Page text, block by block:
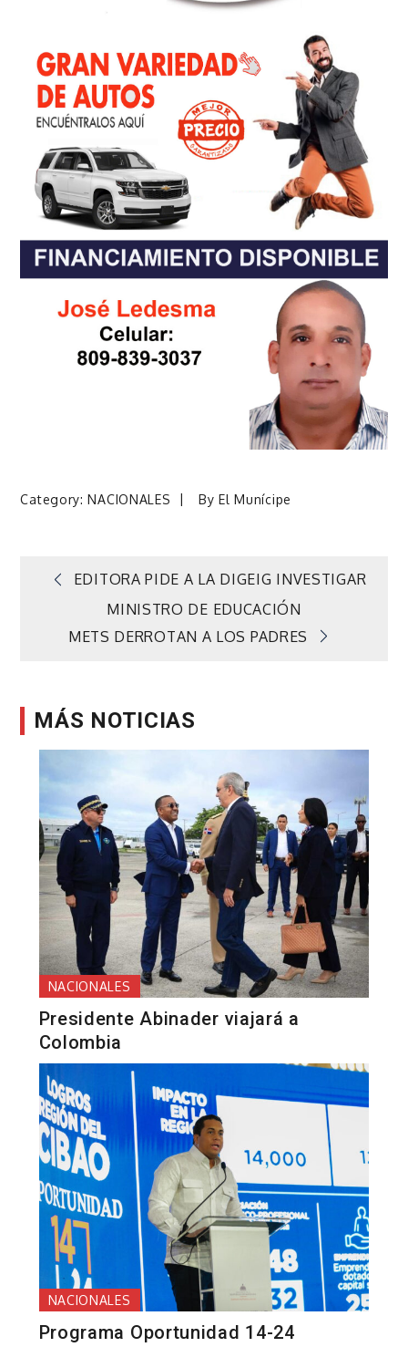
Category:NACIONALES ByEl Munícipe
Navegación
de
EDITORA PIDE A LA DIGEIG INVESTIGAR
MINISTRO DE EDUCACIÓN
METS DERROTAN A LOS PADRES
MÁS NOTICIAS
NACIONALES
Presidente Abinader viajará a
Colombia
NACIONALES
Programa Oportunidad 14-24